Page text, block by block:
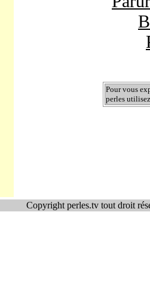
Pour vous
perles
Copyright perles.tv tout droit